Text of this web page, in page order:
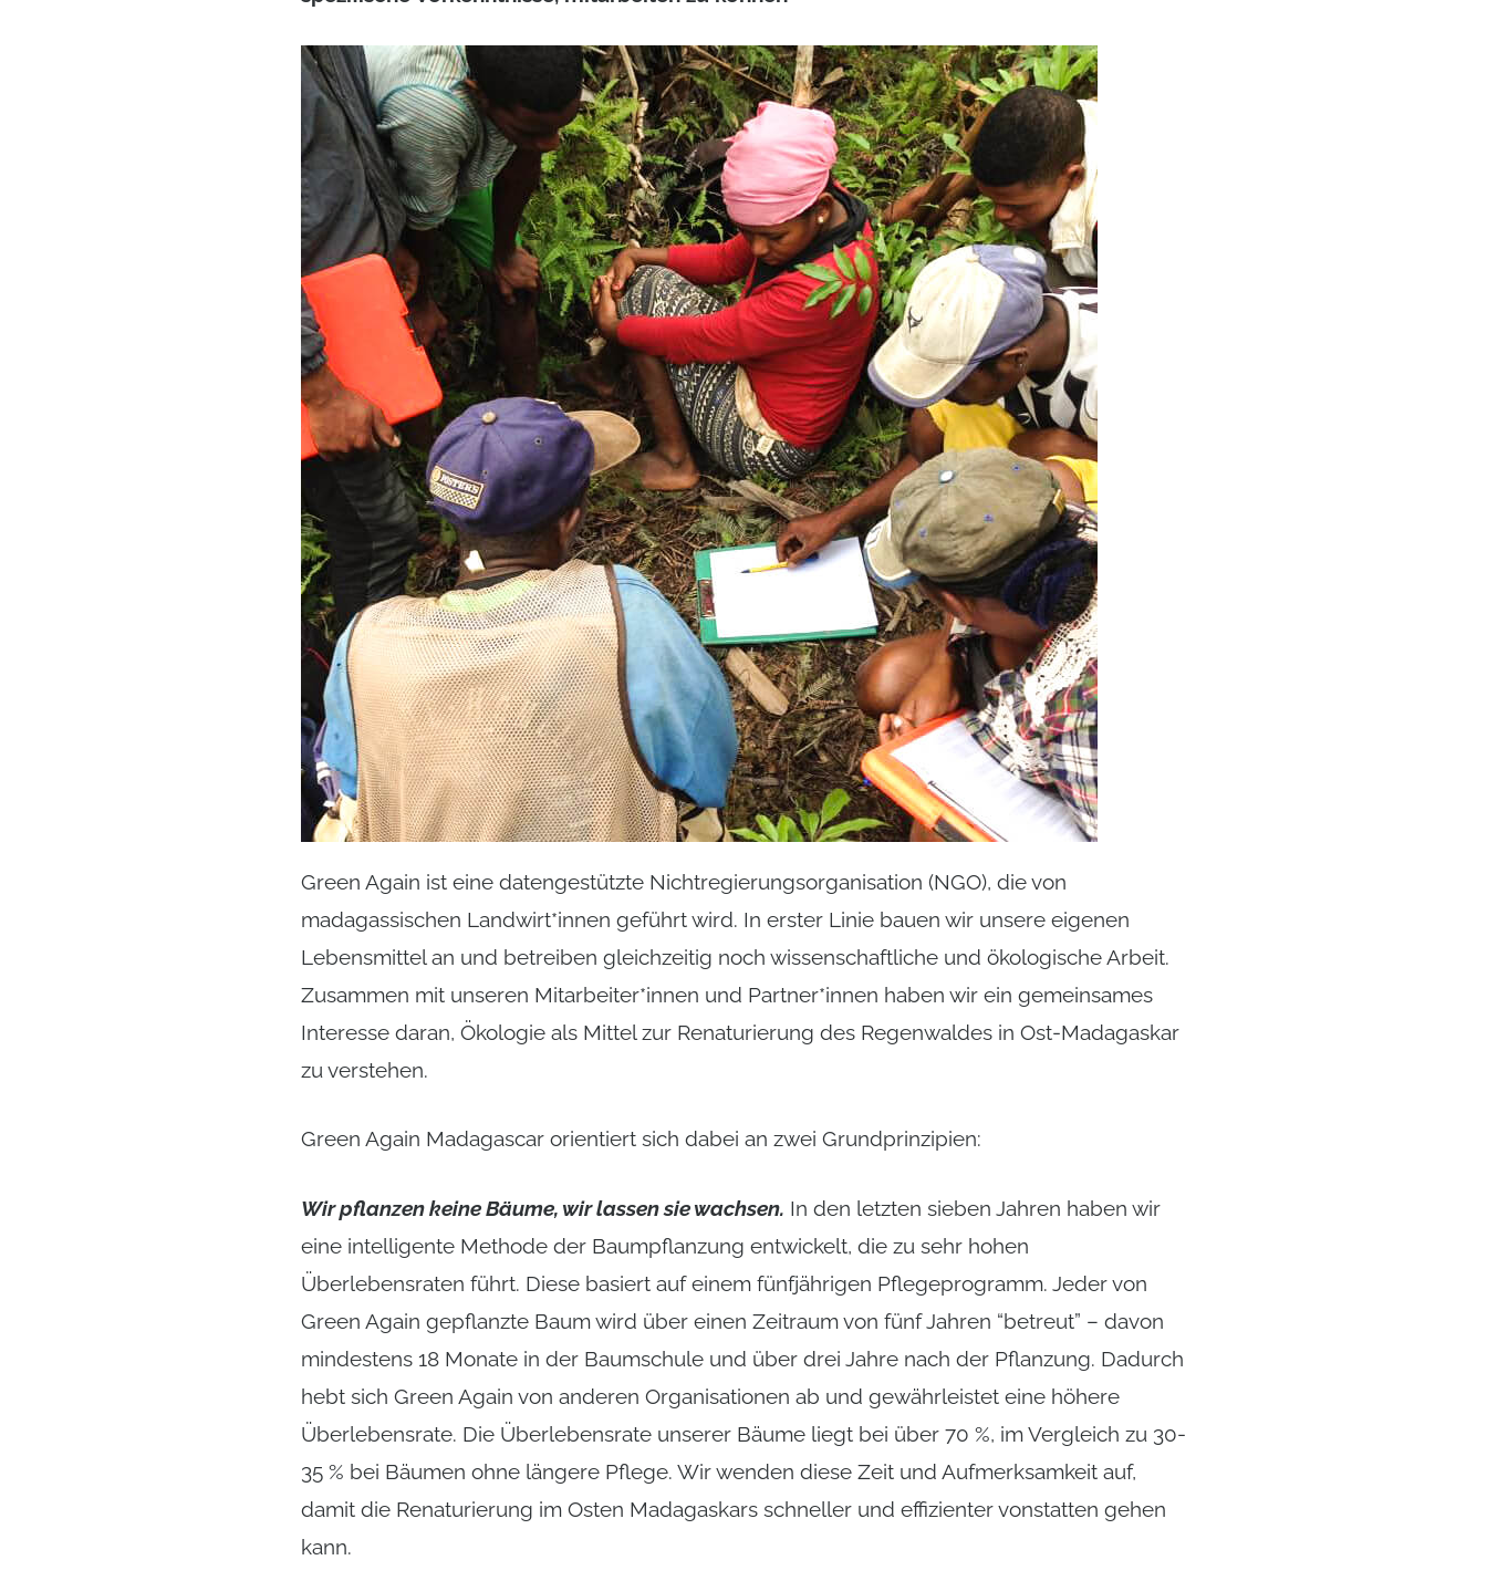
Green Again ist eine datengestützte Nichtregierungsorganisation (NGO), die von
madagassischen Landwirt*innen geführt wird. In erster Linie bauen wir unsere eigenen
Lebensmittel an und betreiben gleichzeitig noch wissenschaftliche und ökologische Arbeit.
Zusammen mit unseren Mitarbeiter*innen und Partner*innen haben wir ein gemeinsames
Interesse daran, Ökologie als Mittel zur Renaturierung des Regenwaldes in Ost-Madagaskar
zu verstehen.
Green Again Madagascar orientiert sich dabei an zwei Grundprinzipien:
Wir pflanzen keine Bäume, wir lassen sie wachsen. In den letzten sieben Jahren haben wir
eine intelligente Methode der Baumpflanzung entwickelt, die zu sehr hohen
Überlebensraten führt. Diese basiert auf einem fünfjährigen Pflegeprogramm. Jeder von
Green Again gepflanzte Baum wird über einen Zeitraum von fünf Jahren “betreut” – davon
mindestens 18 Monate in der Baumschule und über drei Jahre nach der Pflanzung. Dadurch
hebt sich Green Again von anderen Organisationen ab und gewährleistet eine höhere
Überlebensrate. Die Überlebensrate unserer Bäume liegt bei über 70 %, im Vergleich zu 30-
35 % bei Bäumen ohne längere Pflege. Wir wenden diese Zeit und Aufmerksamkeit auf,
damit die Renaturierung im Osten Madagaskars schneller und effizienter vonstatten gehen
kann.